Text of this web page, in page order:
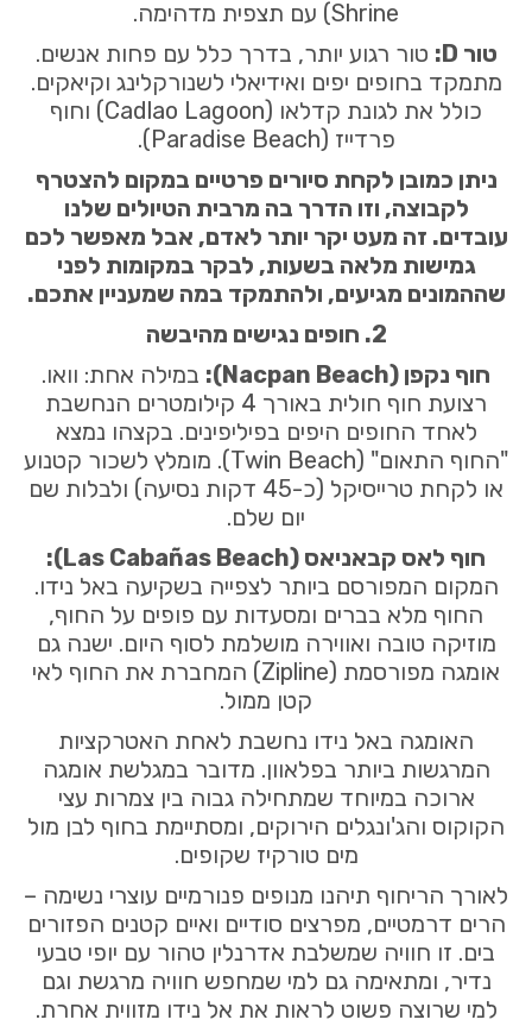
Shrine) עם תצפית מדהימה.
טור D:
טור רגוע יותר, בדרך כלל עם פחות אנשים.
מתמקד בחופים יפים ואידיאלי לשנורקלינג וקיאקים.
כולל את לגונת קדלאו (Cadlao Lagoon) וחוף
פרדייז (Paradise Beach).
ניתן כמובן לקחת סיורים פרטיים במקום להצטרף
לקבוצה, וזו הדרך בה מרבית הטיולים שלנו
עובדים. זה מעט יקר יותר לאדם, אבל מאפשר לכם
גמישות מלאה בשעות, לבקר במקומות לפני
שההמונים מגיעים, ולהתמקד במה שמעניין אתכם.
2. חופים נגישים מהיבשה
חוף נקפן (Nacpan Beach):
במילה אחת: וואו.
רצועת חוף חולית באורך 4 קילומטרים הנחשבת
לאחד החופים היפים בפיליפינים. בקצהו נמצא
"החוף התאום" (Twin Beach). מומלץ לשכור קטנוע
או לקחת טרייסיקל (כ-45 דקות נסיעה) ולבלות שם
יום שלם.
חוף לאס קבאניאס (Las Cabañas Beach):
המקום המפורסם ביותר לצפייה בשקיעה באל נידו.
החוף מלא בברים ומסעדות עם פופים על החוף,
מוזיקה טובה ואווירה מושלמת לסוף היום. ישנה גם
אומגה מפורסמת (Zipline) המחברת את החוף לאי
קטן ממול.
האומגה באל נידו נחשבת לאחת האטרקציות
המרגשות ביותר בפלאוון. מדובר במגלשת אומגה
ארוכה במיוחד שמתחילה גבוה בין צמרות עצי
הקוקוס והג'ונגלים הירוקים, ומסתיימת בחוף לבן מול
מים טורקיז שקופים.
לאורך הריחוף תיהנו מנופים פנורמיים עוצרי נשימה –
הרים דרמטיים, מפרצים סודיים ואיים קטנים הפזורים
בים. זו חוויה שמשלבת אדרנלין טהור עם יופי טבעי
נדיר, ומתאימה גם למי שמחפש חוויה מרגשת וגם
למי שרוצה פשוט לראות את אל נידו מזווית אחרת.